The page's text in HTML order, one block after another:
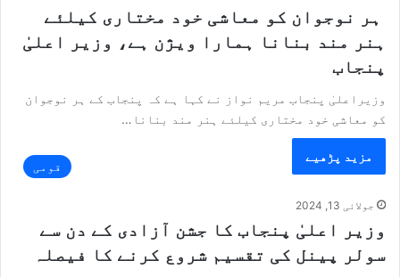
ہر نوجوان کو معاشی خود مختاری کیلئے
ہنر مند بنانا ہمارا ویژن ہے، وزیر اعلیٰ
پنجاب
وزیراعلیٰ پنجاب مریم نواز نے کہا ہے کہ پنجاب کے ہر نوجوان
کو معاشی خود مختاری کیلئے ہنر مند بنانا…
مزید پڑھیے
قومی
جولائی 13, 2024
وزیر اعلیٰ پنجاب کا جشن آزادی کے دن سے
سولر پینل کی تقسیم شروع کرنے کا فیصلہ